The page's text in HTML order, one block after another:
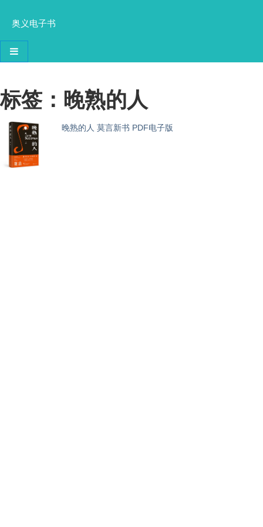
奥义电子书
导航切换
标签：晚熟的人
晚熟的人 莫言新书 PDF电子版